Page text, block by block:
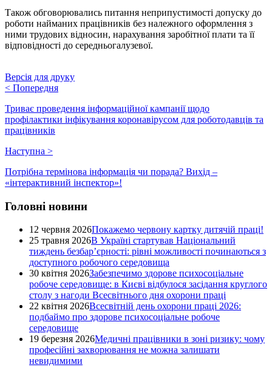
Також обговорювались питання неприпустимості допуску до
роботи найманих працівників без належного оформлення з
ними трудових відносин, нарахування заробітної плати та її
відповідності до середньогалузевої.
Версія для друку
< Попередня
Триває проведення інформаційної кампанії щодо
профілактики інфікування коронавірусом для роботодавців та
працівників
Наступна >
Потрібна термінова інформація чи порада? Вихід –
«інтерактивний інспектор»!
Головні новини
12 червня 2026Покажемо червону картку дитячій праці!
25 травня 2026В Україні стартував Національний
тиждень безбар’єрності: рівні можливості починаються з
доступного робочого середовища
30 квітня 2026Забезпечимо здорове психосоціальне
робоче середовище: в Києві відбулося засідання круглого
столу з нагоди Всесвітнього дня охорони праці
22 квітня 2026Всесвітній день охорони праці 2026:
подбаймо про здорове психосоціальне робоче
середовище
19 березня 2026Медичні працівники в зоні ризику: чому
професійні захворювання не можна залишати
невидимими